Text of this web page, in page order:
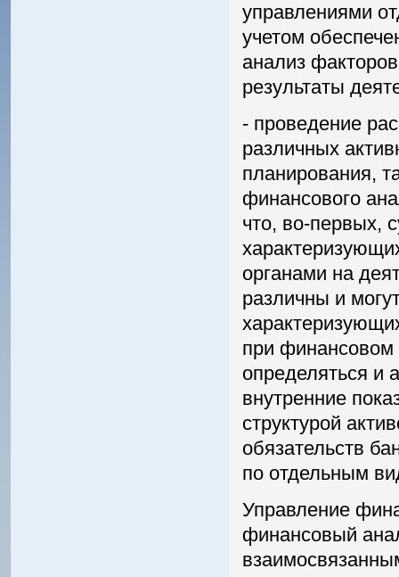
управлениями
учетом
анализ
результаты
- проведение
различных
планирования,
финансового
что, во-первых,
органами на
различны и
при финансовом
определяться и
внутренние
структурой
обязательств
по отдельным
Управление
финансовый